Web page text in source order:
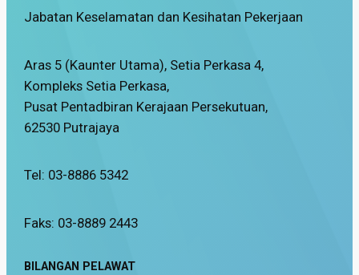
Jabatan Keselamatan dan Kesihatan Pekerjaan
Aras 5 (Kaunter Utama), Setia Perkasa 4,
Kompleks Setia Perkasa,
Pusat Pentadbiran Kerajaan Persekutuan,
62530 Putrajaya
Tel: 03-8886 5342
Faks: 03-8889 2443
BILANGAN PELAWAT